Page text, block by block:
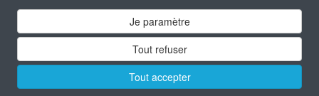
Je paramètre
Tout refuser
Tout accepter